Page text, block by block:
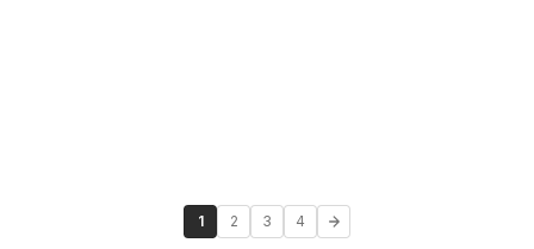
1 2 3 4